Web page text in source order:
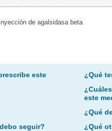
Inyección de agalsidasa beta
este
seguir?
¿Qué
este
¿Qué
¿Qué